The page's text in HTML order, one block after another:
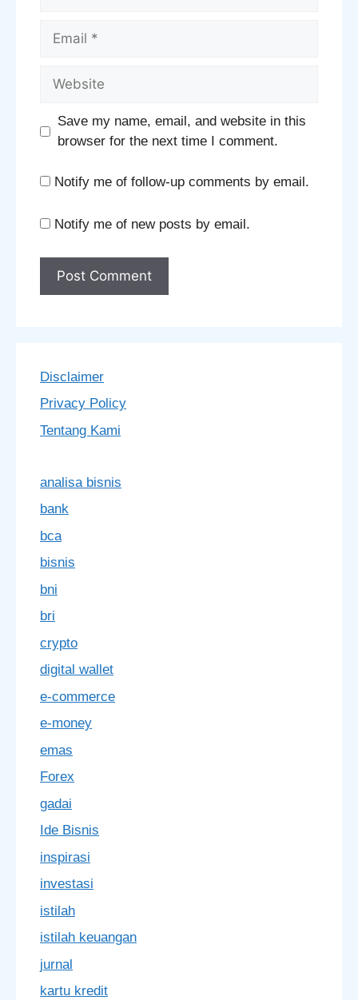
Email
Website
Save my name, email, and website in this
browser for the next time I comment.
Notify me of follow-up comments by email.
Notify me of new posts by email.
Disclaimer
Privacy Policy
Tentang Kami
analisa bisnis
bank
bca
bisnis
bni
bri
crypto
digital wallet
e-commerce
e-money
emas
Forex
gadai
Ide Bisnis
inspirasi
investasi
istilah
istilah keuangan
jurnal
kartu kredit